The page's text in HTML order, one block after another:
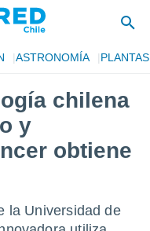
ASTRONOMÍA PLANTAS
chilena
y
obtiene
la Universidad de